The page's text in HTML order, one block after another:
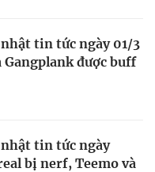
tin tức ngày 01/3
Gangplank được buff
nhật tin tức ngày
bị nerf, Teemo và